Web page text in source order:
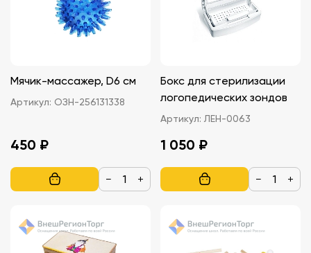
Мячик-массажер, D6 см
Артикул: ОЗН-256131338
450 ₽
− +
Бокс для стерилизации
логопедических зондов
Артикул: ЛЕН-0063
1 050 ₽
− +